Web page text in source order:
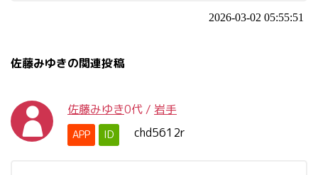
2026-03-02 05:55:51
佐藤みゆきの関連投稿
佐藤みゆき0代 / 岩手
APP ID chd5612r